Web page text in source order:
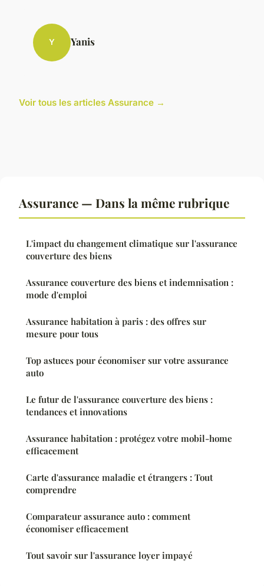
Y Yanis
Voir tous les articles Assurance →
Assurance — Dans la même rubrique
L'impact du changement climatique sur l'assurance
couverture des biens
Assurance couverture des biens et indemnisation :
mode d'emploi
Assurance habitation à paris : des offres sur
mesure pour tous
Top astuces pour économiser sur votre assurance
auto
Le futur de l'assurance couverture des biens :
tendances et innovations
Assurance habitation : protégez votre mobil-home
efficacement
Carte d'assurance maladie et étrangers : Tout
comprendre
Comparateur assurance auto : comment
économiser efficacement
Tout savoir sur l'assurance loyer impayé